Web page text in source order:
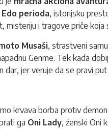
Edo perioda, istorijsku
misteriju i tragove priče
Musaši, strastveni
Genme. Tek kada
dar, jer veruje da se pravi
krvava borba protiv
ga Oni Lady, ženski Oni